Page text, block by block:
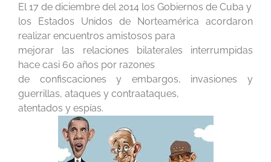
El 17 de diciembre del 2014 los Gobiernos de Cuba y
los Estados Unidos de Norteamérica acordaron
realizar encuentros amistosos para
mejorar las relaciones bilaterales interrumpidas
hace casi 60 años por razones
de confiscaciones y embargos, invasiones y
guerrillas, ataques y contraataques,
atentados y espías.